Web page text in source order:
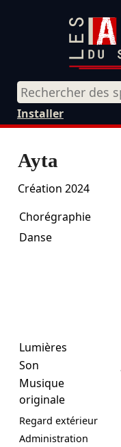
Installer
Ayta
Création 2024
Chorégraphie
Danse
Lumières
Son
Musique
originale
Regard extérieur
Administration